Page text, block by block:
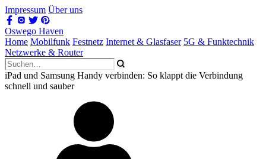
Impressum Über uns
Oswego Haven
Home Mobilfunk Festnetz Internet & Glasfaser 5G & Funktechnik
Netzwerke & Router
iPad und Samsung Handy verbinden: So klappt die Verbindung
schnell und sauber